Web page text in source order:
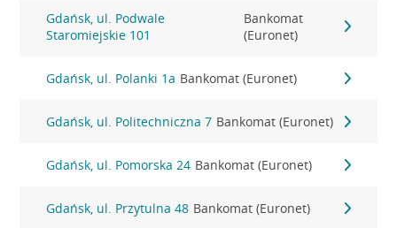
Gdańsk, ul. Podwale
Staromiejskie 101
Bankomat
(Euronet)
Gdańsk, ul. Polanki 1a Bankomat (Euronet)
Gdańsk, ul. Politechniczna 7 Bankomat (Euronet)
Gdańsk, ul. Pomorska 24 Bankomat (Euronet)
Gdańsk, ul. Przytulna 48 Bankomat (Euronet)